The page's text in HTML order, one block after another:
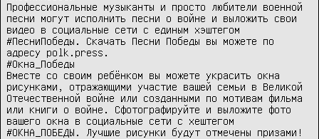
Профессиональные музыканты и просто любители военной
песни могут исполнить песни о войне и выложить свои
видео в социальные сети с единым хэштегом
#ПесниПобеды. Скачать Песни Победы вы можете по
адресу polk.press.
#Окна_Победы
Вместе со своим ребёнком вы можете украсить окна
рисунками, отражающими участие вашей семьи в Великой
Отечественной войне или созданными по мотивам фильма
или книги о войне. Сфотографируйте и выложите фото
вашего окна в социальные сети с хештегом
#ОКНА_ПОБЕДЫ. Лучшие рисунки будут отмечены призами!